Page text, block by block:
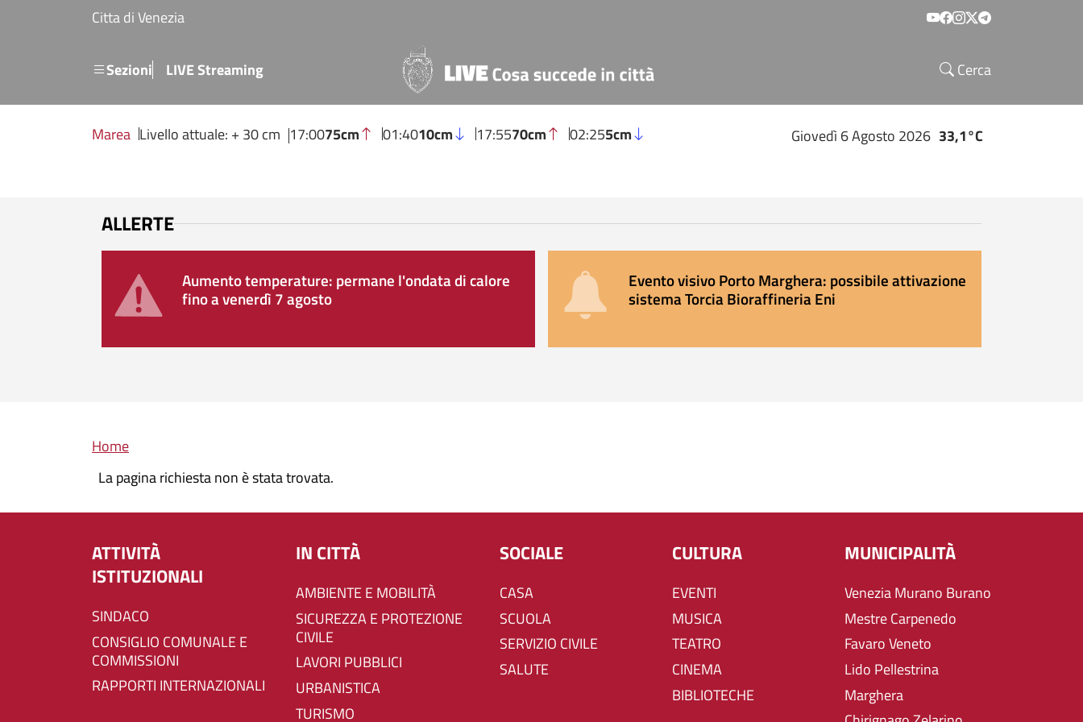
Salta al contenuto principale
Citta di Venezia Social menu
SezioniMenu secondario
LIVE Streaming Cerca
Marea Livello attuale: + 30 cm 17:0075cm 01:4010cm 17:5570cm 02:255cm Giovedì 6 Agosto 2026 33,1°C
ALLERTE
Aumento temperature: permane l'ondata di calore
fino a venerdì 7 agosto
Evento visivo Porto Marghera: possibile attivazione
sistema Torcia Bioraffineria Eni
Briciole di pane
Home
La pagina richiesta non è stata trovata.
ATTIVITÀ
ISTITUZIONALI
SINDACO
CONSIGLIO COMUNALE E
COMMISSIONI
RAPPORTI INTERNAZIONALI
IN CITTÀ
AMBIENTE E MOBILITÀ
SICUREZZA E PROTEZIONE
CIVILE
LAVORI PUBBLICI
URBANISTICA
TURISMO
SOCIALE
CASA
SCUOLA
SERVIZIO CIVILE
SALUTE
CULTURA
EVENTI
MUSICA
TEATRO
CINEMA
BIBLIOTECHE
MUNICIPALITÀ
Venezia Murano Burano
Mestre Carpenedo
Favaro Veneto
Lido Pellestrina
Marghera